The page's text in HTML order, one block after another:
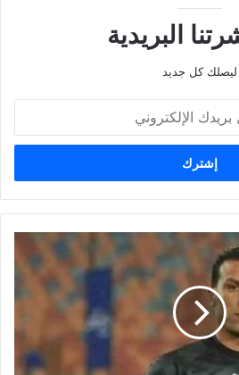
البريدية
ليصلك كل جديد